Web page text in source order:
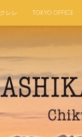
レレ TOKYO OFFICE